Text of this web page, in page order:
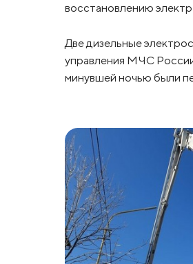
восстановлению
Две дизельные
управления МЧС
минувшей ночью были